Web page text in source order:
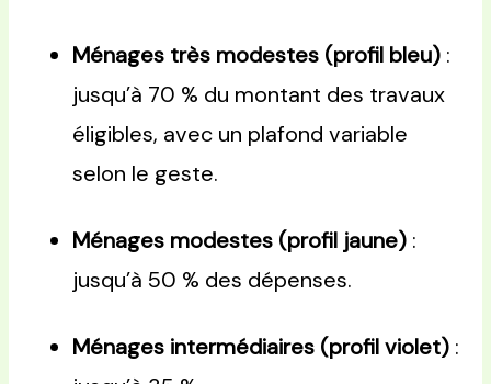
Ménages très modestes (profil bleu) :
jusqu’à 70 % du montant des travaux
éligibles, avec un plafond variable
selon le geste.
Ménages modestes (profil jaune) :
jusqu’à 50 % des dépenses.
Ménages intermédiaires (profil violet) :